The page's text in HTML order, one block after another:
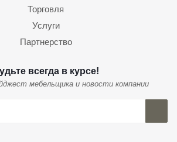
Торговля
Услуги
Партнерство
всегда в курсе!
мебельщика и новости компании